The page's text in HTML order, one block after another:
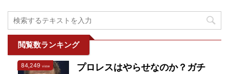
るを得ない。これなら鈴
木みのるをG1に出した方
が ...
者革命」と共にわれらが
が決まる週末で、両国対
会への機運も高まるとこ
ろですが、試合がないも
んですから何もないわけ
です。 新日本プロレスも
閲覧数ランキング
84,249 view
プロレスはやらせなのか？ガチ